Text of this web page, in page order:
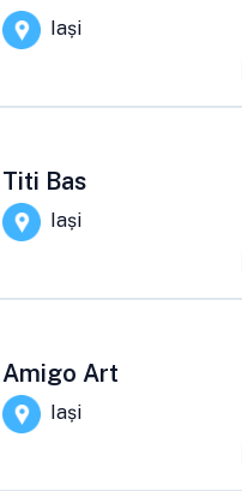
Iași
Titi Bas
Iași
Amigo Art
Iași